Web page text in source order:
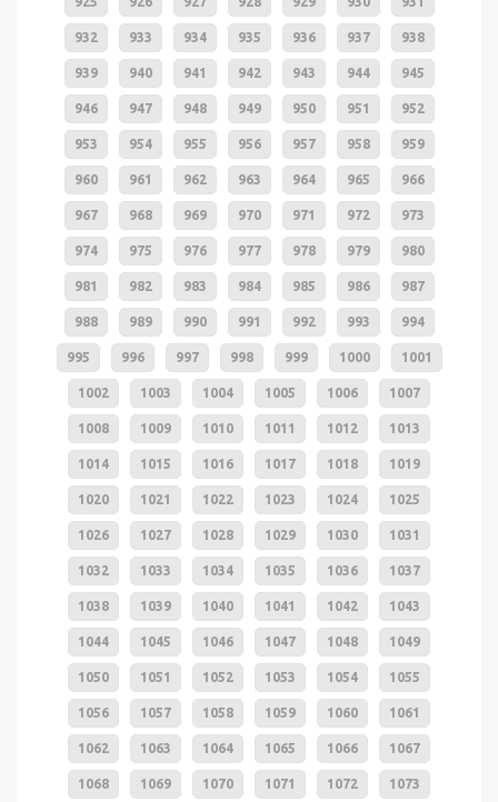
932 933 934 935 936 937 938
939 940 941 942 943 944 945
946 947 948 949 950 951 952
953 954 955 956 957 958 959
960 961 962 963 964 965 966
967 968 969 970 971 972 973
974 975 976 977 978 979 980
981 982 983 984 985 986 987
988 989 990 991 992 993 994
995 996 997 998 999 1000 1001
1002 1003 1004 1005 1006 1007
1008 1009 1010 1011 1012 1013
1014 1015 1016 1017 1018 1019
1020 1021 1022 1023 1024 1025
1026 1027 1028 1029 1030 1031
1032 1033 1034 1035 1036 1037
1038 1039 1040 1041 1042 1043
1044 1045 1046 1047 1048 1049
1050 1051 1052 1053 1054 1055
1056 1057 1058 1059 1060 1061
1062 1063 1064 1065 1066 1067
1068 1069 1070 1071 1072 1073